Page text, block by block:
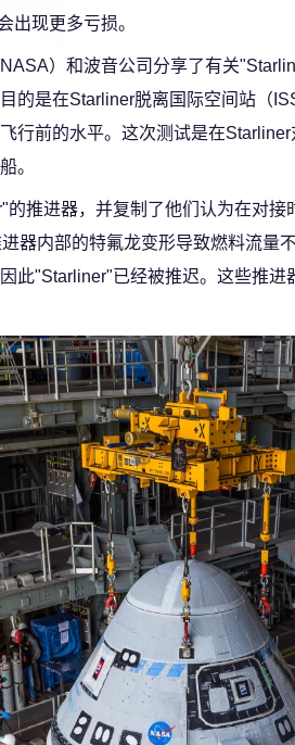
出现更多亏损。
）和波音公司分享了有关
的是在Starliner脱离国际空间站（
行前的水平。这次测试是在
。
推进器，并复制了他们认为在对
器内部的特氟龙变形导致燃料流
此"Starliner"已经被推迟。这些推进